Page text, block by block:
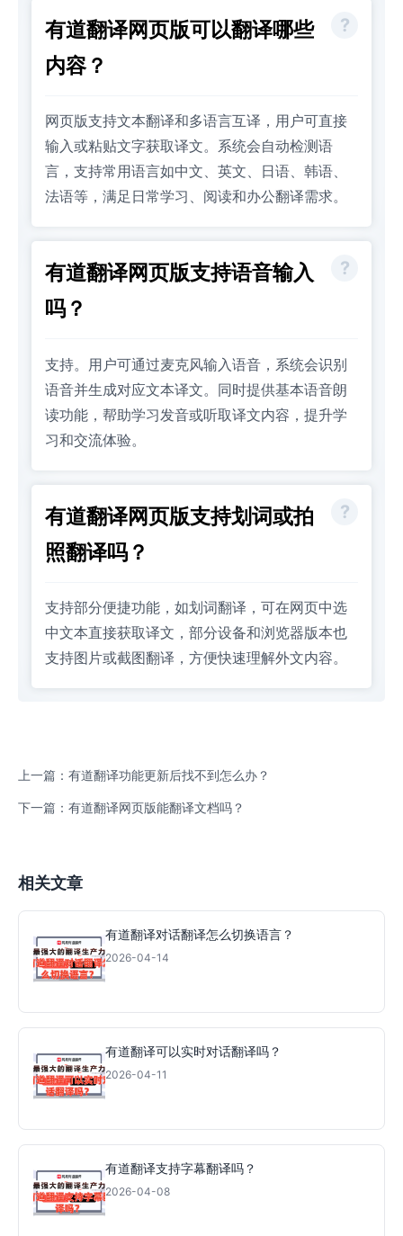
有道翻译网页版可以翻译哪些
内容？
网页版支持文本翻译和多语言互译，用户可直接
输入或粘贴文字获取译文。系统会自动检测语
言，支持常用语言如中文、英文、日语、韩语、
法语等，满足日常学习、阅读和办公翻译需求。
有道翻译网页版支持语音输入
吗？
支持。用户可通过麦克风输入语音，系统会识别
语音并生成对应文本译文。同时提供基本语音朗
读功能，帮助学习发音或听取译文内容，提升学
习和交流体验。
有道翻译网页版支持划词或拍
照翻译吗？
支持部分便捷功能，如划词翻译，可在网页中选
中文本直接获取译文，部分设备和浏览器版本也
支持图片或截图翻译，方便快速理解外文内容。
上一篇：有道翻译功能更新后找不到怎么办？
下一篇：有道翻译网页版能翻译文档吗？
相关文章
有道翻译对话翻译怎么切换语言？
2026-04-14
有道翻译可以实时对话翻译吗？
2026-04-11
有道翻译支持字幕翻译吗？
2026-04-08